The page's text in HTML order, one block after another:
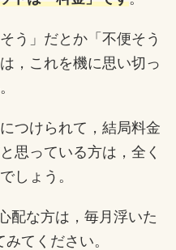
う」だとか「不便そう
，これを機に思い切っ
つけられて，結局料金
思っている方は，全く
しょう。
配な方は，毎月浮いた
てください。